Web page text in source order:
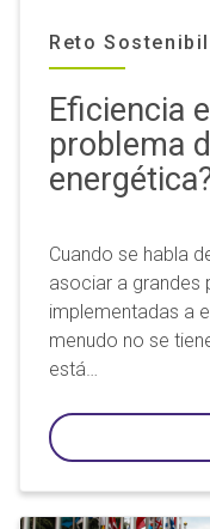
Reto
Eficiencia
problema
Cuando se habla
asociar a grandes
implementadas a
menudo no se
está…